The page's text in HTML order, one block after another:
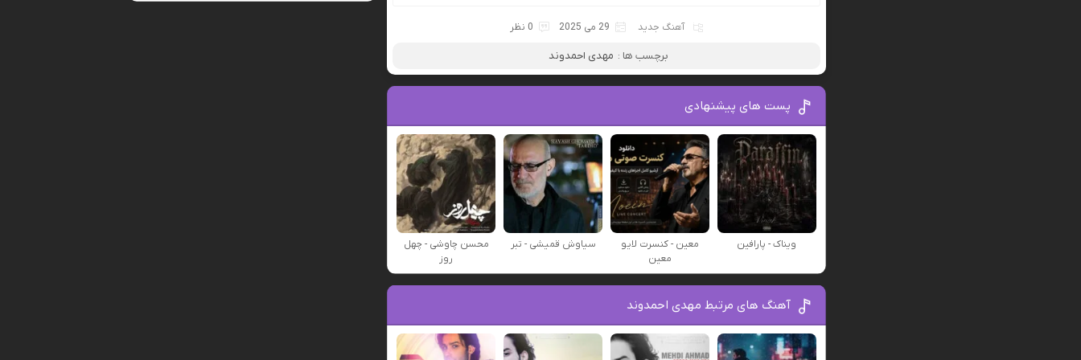
آهنگ جدید 29 می 2025 0 نظر
برچسب ها : مهدی احمدوند
پست های پیشنهادی
ویناک - پارافین
معین - کنسرت لایو
معین
سیاوش قمیشی - تبر
محسن چاوشی - چهل
روز
آهنگ های مرتبط مهدی احمدوند